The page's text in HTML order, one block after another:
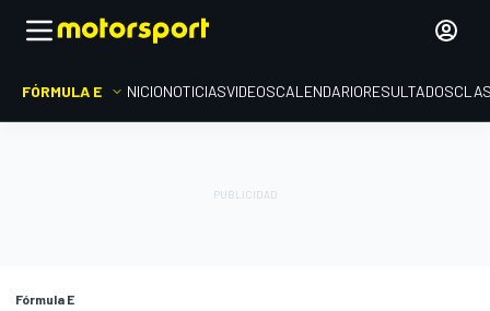
FÓRMULA E INICIONOTICIASVIDEOSCALENDARIORESULTADOS
Fórmula E